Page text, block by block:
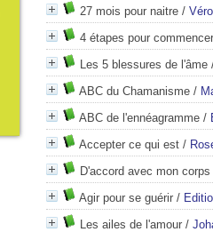
27 mois pour naitre /
4 étapes pour
Les 5 blessures de l'âme
ABC du Chamanisme /
ABC de l'ennéagramme /
Accepter ce qui est /
D'accord avec mon corps
Agir pour se guérir /
Les ailes de l'amour /